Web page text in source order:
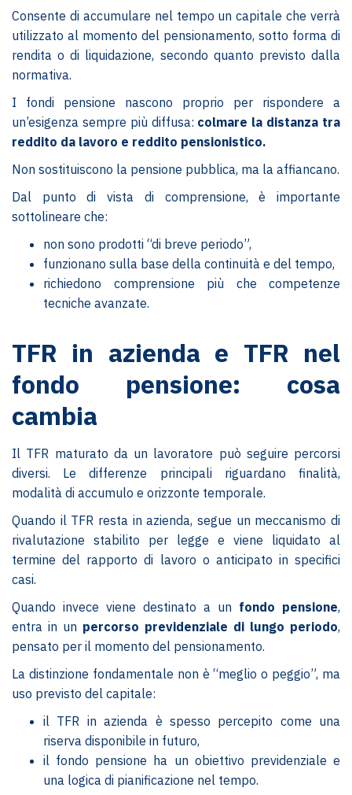
Consente di accumulare nel tempo un capitale che verrà
utilizzato al momento del pensionamento, sotto forma di
rendita o di liquidazione, secondo quanto previsto dalla
normativa.
I fondi pensione nascono proprio per rispondere a
un’esigenza sempre più diffusa: colmare la distanza tra
reddito da lavoro e reddito pensionistico.
Non sostituiscono la pensione pubblica, ma la affiancano.
Dal punto di vista di comprensione, è importante
sottolineare che:
non sono prodotti “di breve periodo”,
funzionano sulla base della continuità e del tempo,
richiedono comprensione più che competenze
tecniche avanzate.
TFR in azienda e TFR nel
fondo pensione: cosa
cambia
Il TFR maturato da un lavoratore può seguire percorsi
diversi. Le differenze principali riguardano finalità,
modalità di accumulo e orizzonte temporale.
Quando il TFR resta in azienda, segue un meccanismo di
rivalutazione stabilito per legge e viene liquidato al
termine del rapporto di lavoro o anticipato in specifici
casi.
Quando invece viene destinato a un fondo pensione,
entra in un percorso previdenziale di lungo periodo,
pensato per il momento del pensionamento.
La distinzione fondamentale non è “meglio o peggio”, ma
uso previsto del capitale:
il TFR in azienda è spesso percepito come una
riserva disponibile in futuro,
il fondo pensione ha un obiettivo previdenziale e
una logica di pianificazione nel tempo.